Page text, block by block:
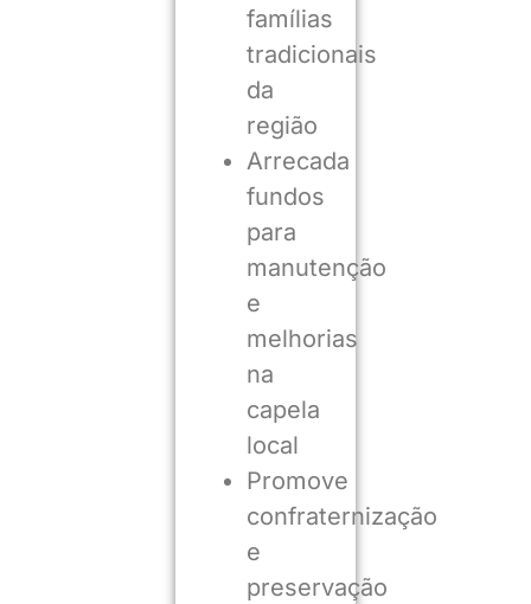
famílias
tradicionais
da
região
Arrecada
fundos
para
manutenção
e
melhorias
na
capela
local
Promove
confraternização
e
preservação